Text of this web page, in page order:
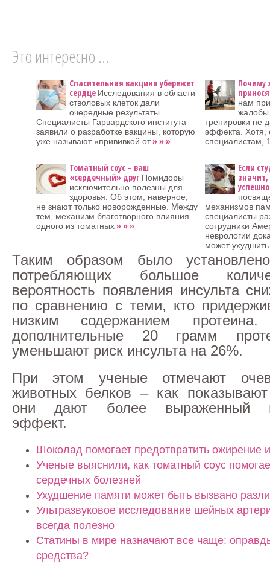
Это интересно ...
Спасительная вакцина убережет
сердце Исследования в области
стволовых клеток дали
очередные результаты.
Специалисты Гарвардского института
заявили о разработке вакцины, которую
уже называют «прививкой от» » »
Почему
нам
жалобы
тренировки не
эффекта. Хотя,
специалистам,
Томатный соус – ваш
«сердечный» друг Помидоры
исключительно полезны для
здоровья. Об этом, наверное,
не знают только новорожденные. Между
тем, механизм благотворного влияния
одного из томатных» » »
Если
значит,
успешно
механизмов
специалисты
сотрудники
неврологии
может ухудшить
Таким образом было
потребляющих большое
вероятность появления инсульта
по сравнению с теми, кто
низким содержанием
дополнительные 20 грамм
уменьшают риск инсульта на 26%.
При этом ученые отмечают
животных белков – как показывают
они дают более выраженный
эффект.
Шоколад помогает предотвратить ожирение
Ученые выяснили, как томатный соус
сердечных болезней
Ухудшение памяти может быть вызвано
Ультразвуковое исследование шейных
всегда полезно
Статины в мире назначают все чаще:
средства?